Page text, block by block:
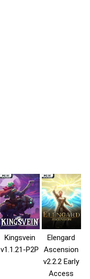
Kingsvein
v1.1.21-P2P
Elengard
Ascension
v2.2.2 Early
Access